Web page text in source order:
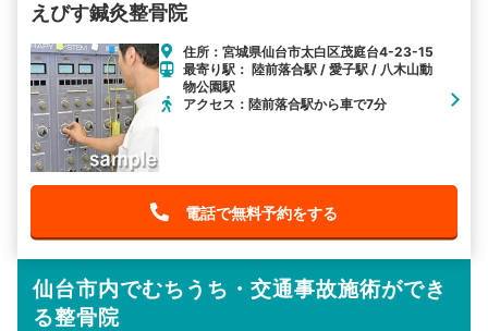
えびす鍼灸整骨院
住所：宮城県仙台市太白区茂庭台4-23-15
最寄り駅： 陸前落合駅 / 愛子駅 / 八木山動
物公園駅
アクセス：陸前落合駅から車で7分
電話で無料予約をする
仙台市内でむちうち・交通事故施術ができ
る整骨院